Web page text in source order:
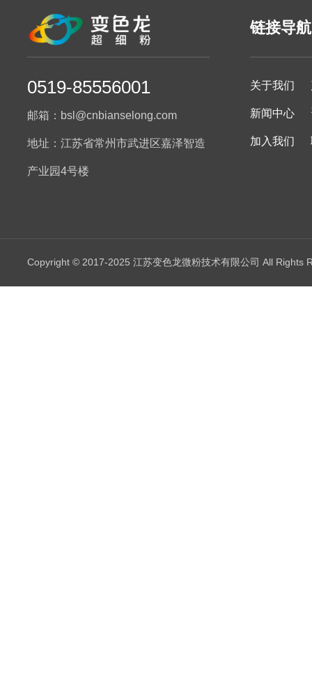
0519-85556001
邮箱：bsl@cnbianselong.com
地址：江苏省常州市武进区嘉泽智造
产业园4号楼
链接导航
关于我们
新闻中心
加入我们
Copyright © 2017-2025 江苏变色龙微粉技术有限公司 All Rights